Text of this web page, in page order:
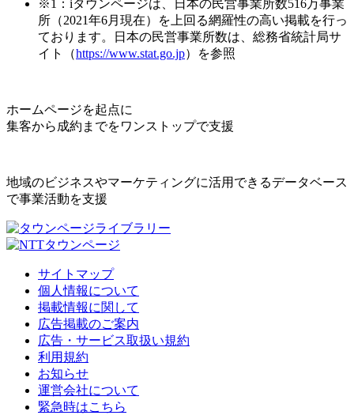
※1：iタウンページは、日本の民営事業所数516万事業
所（2021年6月現在）を上回る網羅性の高い掲載を行っ
ております。日本の民営事業所数は、総務省統計局サ
イト（https://www.stat.go.jp）を参照
ホームページを起点に
集客から成約までをワンストップで支援
地域のビジネスやマーケティングに活用できるデータベース
で事業活動を支援
サイトマップ
個人情報について
掲載情報に関して
広告掲載のご案内
広告・サービス取扱い規約
利用規約
お知らせ
運営会社について
緊急時はこちら